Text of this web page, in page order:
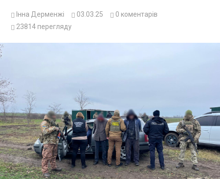
Інна Дерменжі 03.03.25 0 коментарів
23814 перегляду